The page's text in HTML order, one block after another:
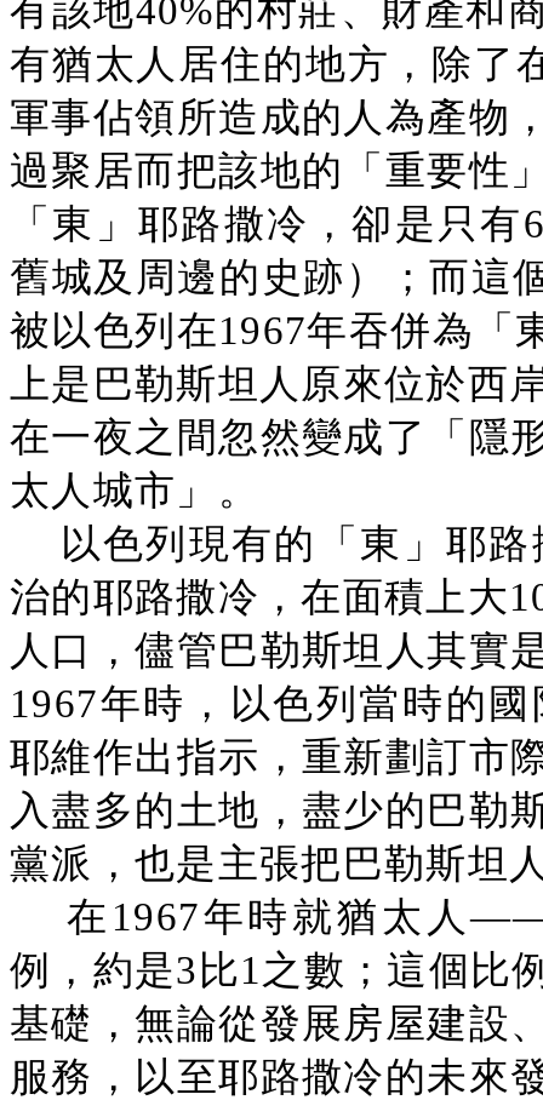
有該地40%的村莊、財產和
有猶太人居住的地方，除了
軍事佔領所造成的人為產物
過聚居而把該地的「重要性
「東」耶路撒冷，卻是只
舊城及周邊的史跡）；而
被以色列在1967年吞併為
上是巴勒斯坦人原來位於西
在一夜之間忽然變成了「隱
太人城市」。
以色列現有的「東」耶
治的耶路撒冷，在面積上大
人口，儘管巴勒斯坦人其實
1967年時，以色列當時的
耶維作出指示，重新劃訂市
入盡多的土地，盡少的巴勒
黨派，也是主張把巴勒斯坦
在1967年時就猶太人
例，約是3比1之數；這個比
基礎，無論從發展房屋建設
服務，以至耶路撒冷的未來